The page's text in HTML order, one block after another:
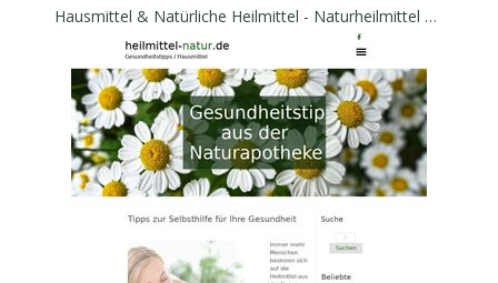
Hausmittel & Natürliche Heilmittel - Naturheilmittel | Gesundheitstipps